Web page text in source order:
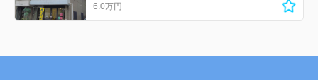
6.0万円